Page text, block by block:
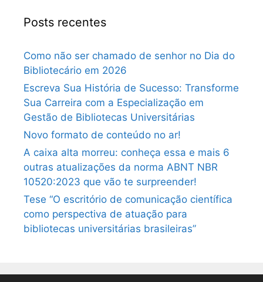
Posts recentes
Como não ser chamado de senhor no Dia do
Bibliotecário em 2026
Escreva Sua História de Sucesso: Transforme
Sua Carreira com a Especialização em
Gestão de Bibliotecas Universitárias
Novo formato de conteúdo no ar!
A caixa alta morreu: conheça essa e mais 6
outras atualizações da norma ABNT NBR
10520:2023 que vão te surpreender!
Tese “O escritório de comunicação científica
como perspectiva de atuação para
bibliotecas universitárias brasileiras”